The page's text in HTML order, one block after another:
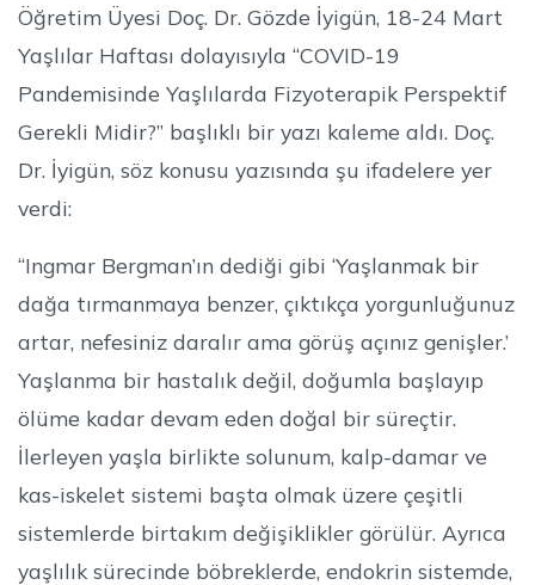
Öğretim Üyesi Doç. Dr. Gözde İyigün, 18-24 Mart
Yaşlılar Haftası dolayısıyla “COVID-19
Pandemisinde Yaşlılarda Fizyoterapik Perspektif
Gerekli Midir?” başlıklı bir yazı kaleme aldı. Doç.
Dr. İyigün, söz konusu yazısında şu ifadelere yer
verdi:
“Ingmar Bergman’ın dediği gibi ‘Yaşlanmak bir
dağa tırmanmaya benzer, çıktıkça yorgunluğunuz
artar, nefesiniz daralır ama görüş açınız genişler.’
Yaşlanma bir hastalık değil, doğumla başlayıp
ölüme kadar devam eden doğal bir süreçtir.
İlerleyen yaşla birlikte solunum, kalp-damar ve
kas-iskelet sistemi başta olmak üzere çeşitli
sistemlerde birtakım değişiklikler görülür. Ayrıca
yaşlılık sürecinde böbreklerde, endokrin sistemde,